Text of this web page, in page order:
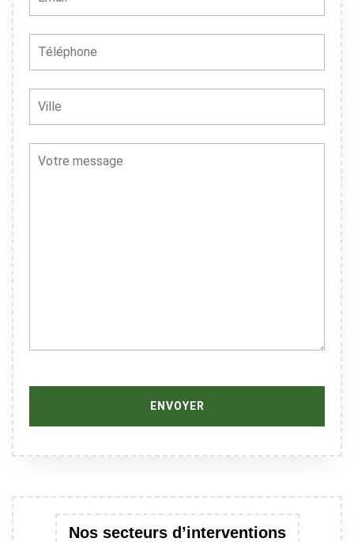
Nos secteurs d’interventions